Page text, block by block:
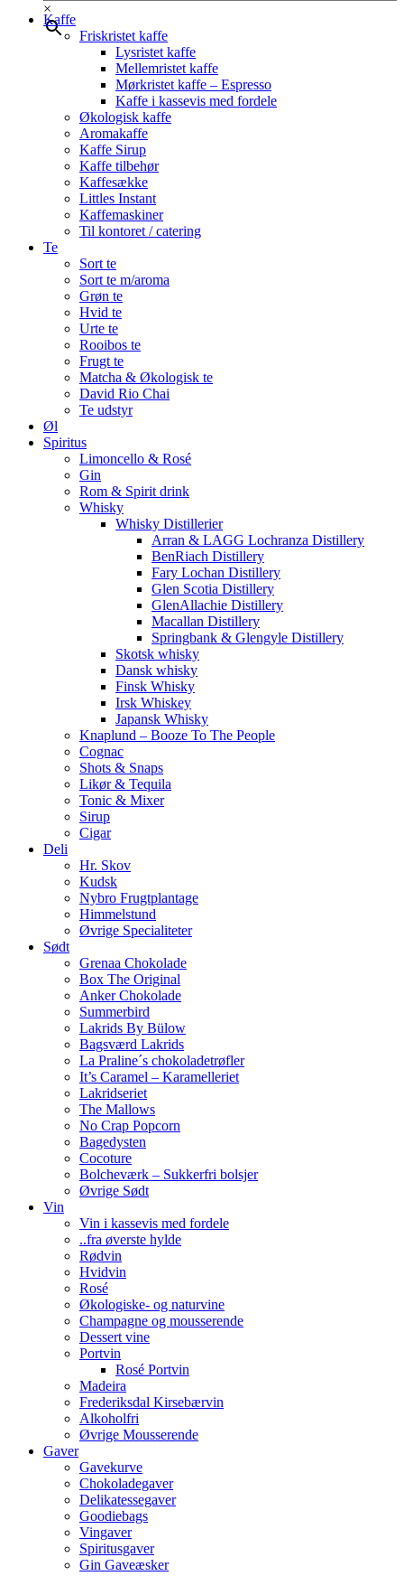
×
Kaffe
Friskristet kaffe
Lysristet kaffe
Mellemristet kaffe
Mørkristet kaffe – Espresso
Kaffe i kassevis med fordele
Økologisk kaffe
Aromakaffe
Kaffe Sirup
Kaffe tilbehør
Kaffesække
Littles Instant
Kaffemaskiner
Til kontoret / catering
Te
Sort te
Sort te m/aroma
Grøn te
Hvid te
Urte te
Rooibos te
Frugt te
Matcha & Økologisk te
David Rio Chai
Te udstyr
Øl
Spiritus
Limoncello & Rosé
Gin
Rom & Spirit drink
Whisky
Whisky Distillerier
Arran & LAGG Lochranza Distillery
BenRiach Distillery
Fary Lochan Distillery
Glen Scotia Distillery
GlenAllachie Distillery
Macallan Distillery
Springbank & Glengyle Distillery
Skotsk whisky
Dansk whisky
Finsk Whisky
Irsk Whiskey
Japansk Whisky
Knaplund – Booze To The People
Cognac
Shots & Snaps
Likør & Tequila
Tonic & Mixer
Sirup
Cigar
Deli
Hr. Skov
Kudsk
Nybro Frugtplantage
Himmelstund
Øvrige Specialiteter
Sødt
Grenaa Chokolade
Box The Original
Anker Chokolade
Summerbird
Lakrids By Bülow
Bagsværd Lakrids
La Praline´s chokoladetrøfler
It’s Caramel – Karamelleriet
Lakridseriet
The Mallows
No Crap Popcorn
Bagedysten
Cocoture
Bolcheværk – Sukkerfri bolsjer
Øvrige Sødt
Vin
Vin i kassevis med fordele
..fra øverste hylde
Rødvin
Hvidvin
Rosé
Økologiske- og naturvine
Champagne og mousserende
Dessert vine
Portvin
Rosé Portvin
Madeira
Frederiksdal Kirsebærvin
Alkoholfri
Øvrige Mousserende
Gaver
Gavekurve
Chokoladegaver
Delikatessegaver
Goodiebags
Vingaver
Spiritusgaver
Gin Gaveæsker